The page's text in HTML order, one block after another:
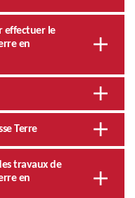
effectuer le
en
Terre
travaux de
en